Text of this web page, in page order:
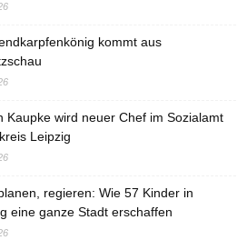
kommt aus
Kaupke wird neuer Chef im Sozialamt
Leipzig
regieren: Wie 57 Kinder in
eine ganze Stadt erschaffen